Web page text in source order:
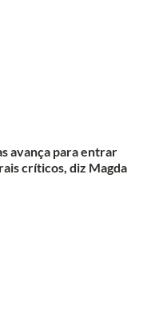
avança para entrar
críticos, diz Magda